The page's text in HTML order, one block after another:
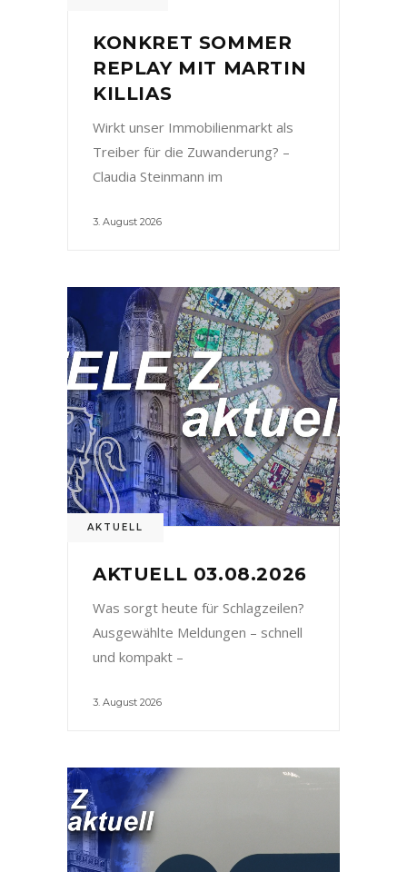
KONKRET SOMMER
REPLAY MIT MARTIN
KILLIAS
Wirkt unser Immobilienmarkt als
Treiber für die Zuwanderung? –
Claudia Steinmann im
3. August 2026
AKTUELL
AKTUELL 03.08.2026
Was sorgt heute für Schlagzeilen?
Ausgewählte Meldungen – schnell
und kompakt –
3. August 2026